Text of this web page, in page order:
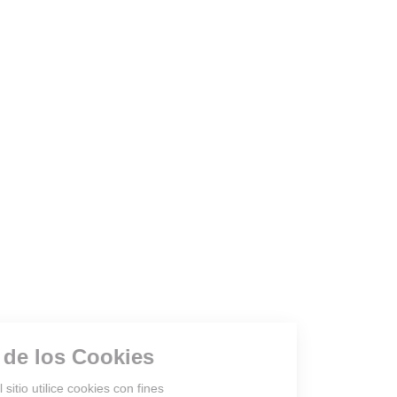
Gestión de los Cookies
¿Acepta que el sitio utilice cookies con fines